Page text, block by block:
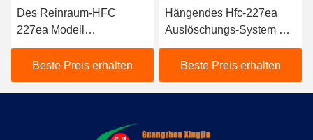
Des Reinraum-HFC
227ea Modell
Feuerlöschanlage-der
Suspendierungs-16L
Beste Preis erhalten
Hängendes Hfc-227ea
Auslöschungs-System mit
elektrischem Auslöser
Beste Preis erhalten